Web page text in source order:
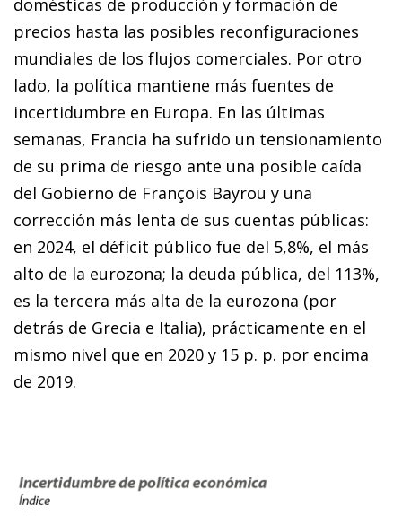
domésticas de producción y formación de
precios hasta las posibles reconfiguraciones
mundiales de los flujos comerciales. Por otro
lado, la política mantiene más fuentes de
incertidumbre en Europa. En las últimas
semanas, Francia ha sufrido un tensionamiento
de su prima de riesgo ante una posible caída
del Gobierno de François Bayrou y una
corrección más lenta de sus cuentas públicas:
en 2024, el déficit público fue del 5,8%, el más
alto de la eurozona; la deuda pública, del 113%,
es la tercera más alta de la eurozona (por
detrás de Grecia e Italia), prácticamente en el
mismo nivel que en 2020 y 15 p. p. por encima
de 2019.